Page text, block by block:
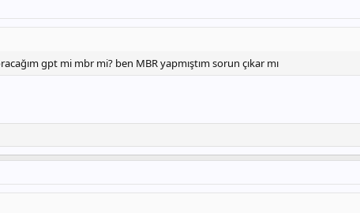
gpt mi mbr mi? ben MBR yapmıştım sorun çıkar mı